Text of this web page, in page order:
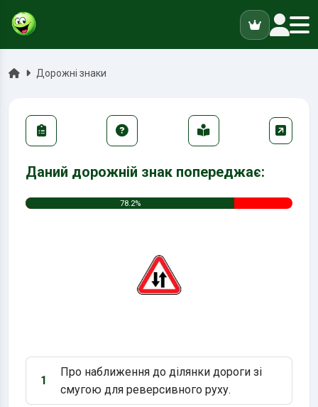
ГоловнаДорожні знаки
Даний дорожній знак попереджає:
78.2%
Варіант 1:
1
Про наближення до ділянки дороги зі
смугою для реверсивного руху.